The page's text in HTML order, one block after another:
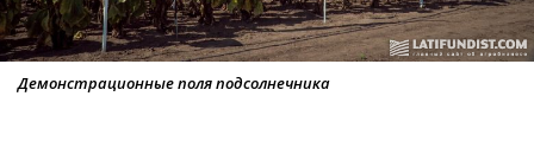
Демонстрационные поля подсолнечника